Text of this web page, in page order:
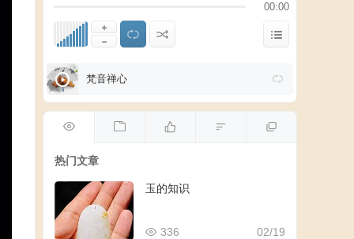
00:00
梵音禅心
热门文章
玉的知识
02/19
336